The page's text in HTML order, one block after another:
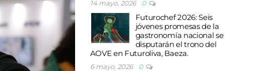
14 mayo, 2026 0
Futurochef 2026: Seis
jóvenes promesas de la
gastronomía nacional se
disputarán el trono del
AOVE en Futuroliva, Baeza.
6 mayo, 2026 0